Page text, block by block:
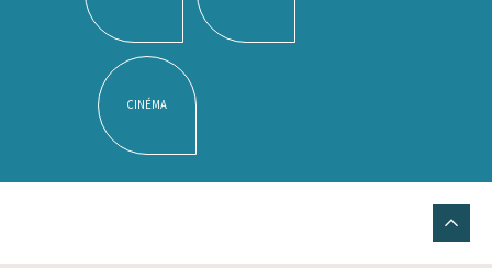
CINÉMA